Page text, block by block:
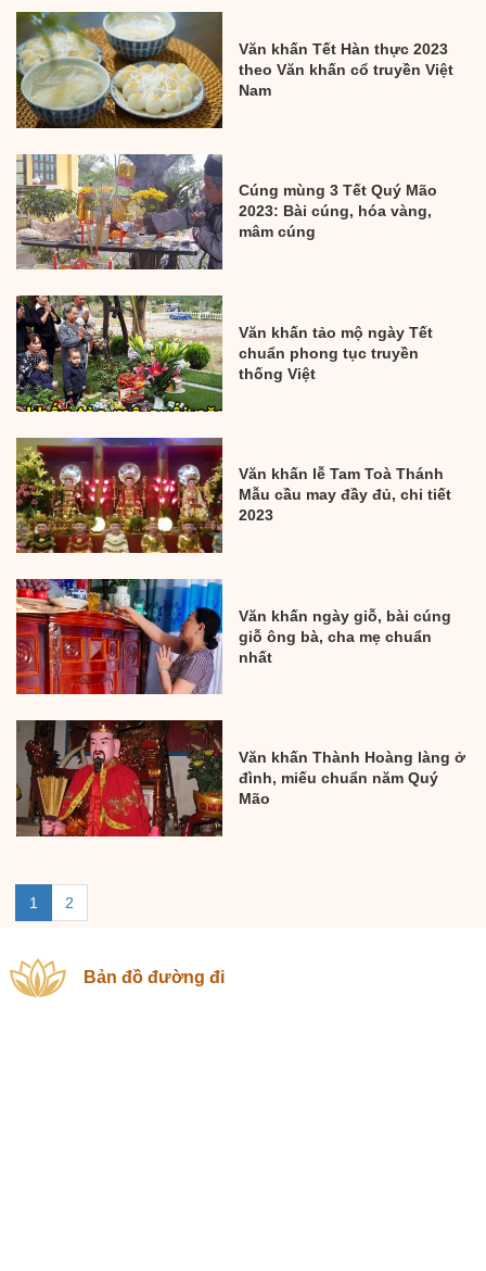
Văn khấn Tết Hàn thực 2023
theo Văn khấn cổ truyền Việt
Nam
Cúng mùng 3 Tết Quý Mão
2023: Bài cúng, hóa vàng,
mâm cúng
Văn khấn tảo mộ ngày Tết
chuẩn phong tục truyền
thống Việt
Văn khấn lễ Tam Toà Thánh
Mẫu cầu may đầy đủ, chi tiết
2023
Văn khấn ngày giỗ, bài cúng
giỗ ông bà, cha mẹ chuẩn
nhất
Văn khấn Thành Hoàng làng ở
đình, miếu chuẩn năm Quý
Mão
1 2
Bản đồ đường đi